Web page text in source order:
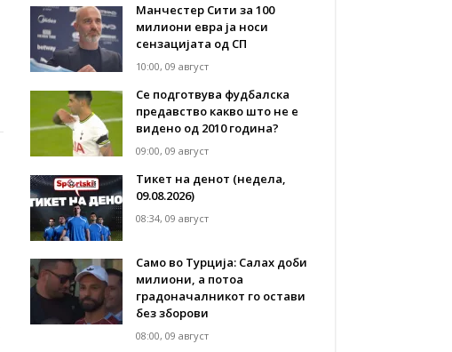
Манчестер Сити за 100
милиони евра ја носи
сензацијата од СП
10:00, 09 август
Се подготвува фудбалска
предавство какво што не е
видено од 2010 година?
09:00, 09 август
Тикет на денот (недела,
09.08.2026)
08:34, 09 август
Само во Турција: Салах доби
милиони, а потоа
градоначалникот го остави
без зборови
08:00, 09 август